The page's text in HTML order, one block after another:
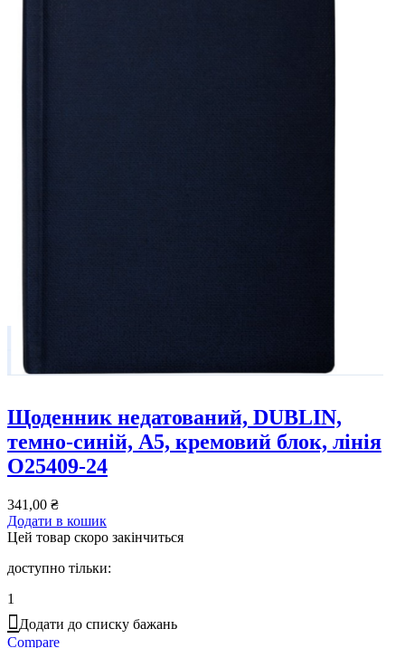
Щоденник недатований, DUBLIN,
темно-синій, А5, кремовий блок, лінія
O25409-24
341,00 ₴
Додати в кошик
Цей товар скоро закінчиться
доступно тільки:
1
Додати до списку бажань
Compare